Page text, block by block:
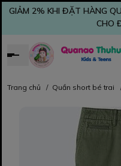
GIẢM 2% KHI ĐẶT HÀNG
CHO
Trang chủ / Quần short bé trai